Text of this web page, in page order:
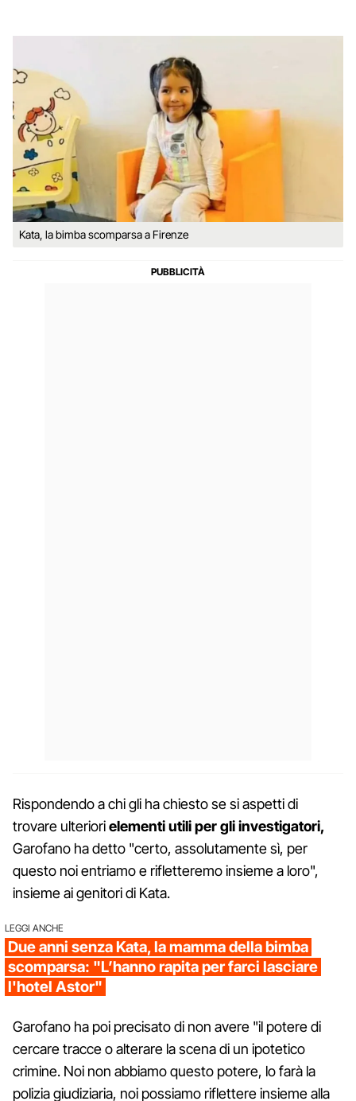
Kata, la bimba scomparsa a Firenze
Rispondendo a chi gli ha chiesto se si aspetti di
trovare ulteriorielementi utili per gli investigatori,
Garofano ha detto "certo, assolutamente sì, per
questo noi entriamo e rifletteremo insieme a loro",
insieme ai genitori di Kata.
LEGGI ANCHE
Due anni senza Kata, la mamma della bimba
scomparsa: "L’hanno rapita per farci lasciare
l'hotel Astor"
Garofano ha poi precisato di non avere "il potere di
cercare tracce o alterare la scena di un ipotetico
crimine. Noi non abbiamo questo potere, lo farà la
polizia giudiziaria, noi possiamo riflettere insieme alla